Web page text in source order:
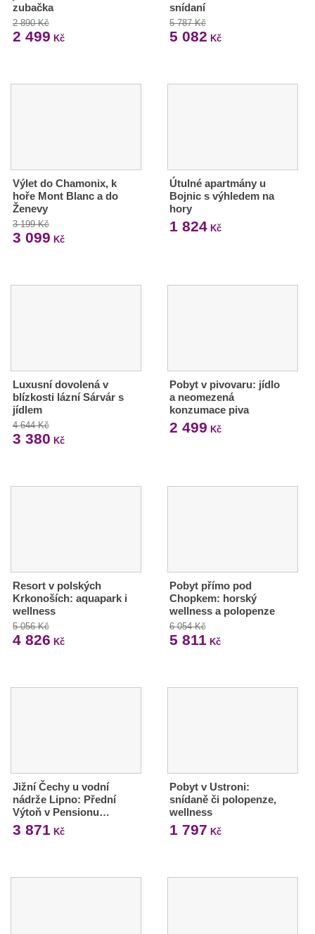
zubačka
2 890 Kč
2 499 Kč
snídaní
5 787 Kč
5 082 Kč
Výlet do Chamonix, k
hoře Mont Blanc a do
Ženevy
3 199 Kč
3 099 Kč
Útulné apartmány u
Bojnic s výhledem na
hory
1 824Kč
Luxusní dovolená v
blízkosti lázní Sárvár s
jídlem
4 644 Kč
3 380 Kč
Pobyt v pivovaru: jídlo
a neomezená
konzumace piva
2 499 Kč
Resort v polských
Krkonoších: aquapark i
wellness
5 056 Kč
4 826 Kč
Pobyt přímo pod
Chopkem: horský
wellness a polopenze
6 054 Kč
5 811 Kč
Jižní Čechy u vodní
nádrže Lipno: Přední
Výtoň v Pensionu…
3 871 Kč
Pobyt v Ustroni:
snídaně či polopenze,
wellness
1 797 Kč